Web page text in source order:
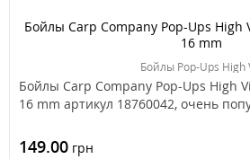
Бойлы Carp Company Pop-Ups High
16 mm
Бойлы Pop-Ups High
Бойлы Carp Company Pop-Ups High
16 mm артикул 18760042, очень
149.00 грн